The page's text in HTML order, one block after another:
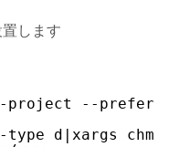
します
project --
d|xargs chmod